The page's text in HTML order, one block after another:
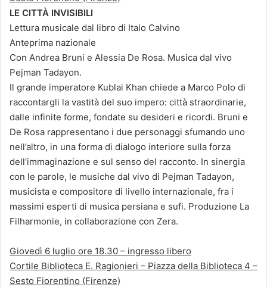
LE CITTÀ INVISIBILI
Lettura musicale dal libro di Italo Calvino
Anteprima nazionale
Con Andrea Bruni e Alessia De Rosa. Musica dal vivo
Pejman Tadayon.
Il grande imperatore Kublai Khan chiede a Marco Polo di
raccontargli la vastità del suo impero: città straordinarie,
dalle infinite forme, fondate su desideri e ricordi. Bruni e
De Rosa rappresentano i due personaggi sfumando uno
nell’altro, in una forma di dialogo interiore sulla forza
dell’immaginazione e sul senso del racconto. In sinergia
con le parole, le musiche dal vivo di Pejman Tadayon,
musicista e compositore di livello internazionale, fra i
massimi esperti di musica persiana e sufi. Produzione La
Filharmonie, in collaborazione con Zera.
Giovedì 6 luglio ore 18.30 – ingresso libero
Cortile Biblioteca E. Ragionieri – Piazza della Biblioteca 4 –
Sesto Fiorentino (Firenze)